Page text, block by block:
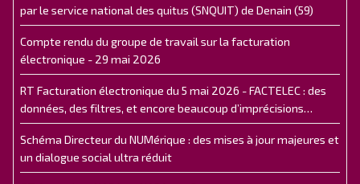
par le service national des quitus (SNQUIT) de Denain (59)
Compte rendu du groupe de travail sur la facturation
électronique - 29 mai 2026
RT Facturation électronique du 5 mai 2026 - FACTELEC : des
données, des filtres, et encore beaucoup d’imprécisions…
Schéma Directeur du NUMérique : des mises à jour majeures et
un dialogue social ultra réduit